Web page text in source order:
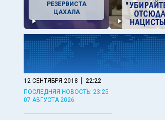
РЕЗЕРВИСТА
ЦАХАЛА
12 СЕНТЯБРЯ 2018 | 22:22
ПОСЛЕДНЯЯ НОВОСТЬ: 23:25
07 АВГУСТА 2026